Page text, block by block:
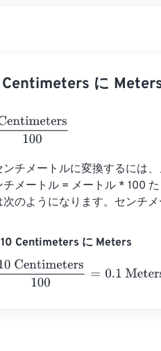
に
100
ンチメートルに変換するには
チメートル = メートル * 100
次のようになります。センチ
Centimeters に Meters
100=0.1 Meters